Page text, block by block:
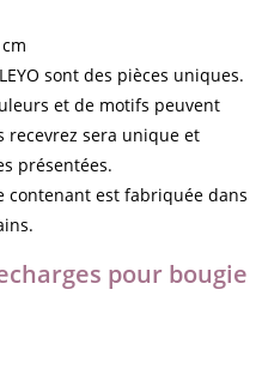
sont des pièces uniques.
et de motifs peuvent
recevrez sera unique et
présentées.
contenant est fabriquée dans
pour bougie